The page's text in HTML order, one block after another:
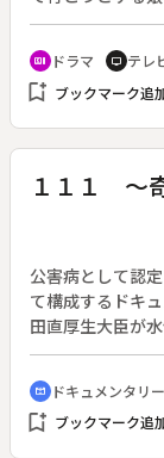
て行こうとする
得ていく母・ふ
異なる人間がそ
村桂。ＮＨＫ連
recent_actors ドラマ tv テレ
bookmark_add ブックマーク追
１１１ ～
公害病として認
て構成するドキ
田直厚生大臣が
舞った。それま
れて大きな社会
とき、認定総数は
cinematic_blur ドキュメンタリー
bookmark_add ブックマーク追